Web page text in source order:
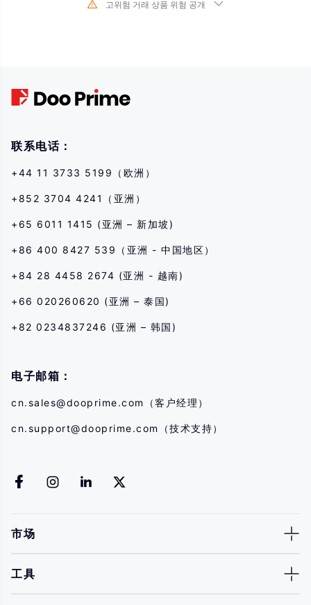
고위험 거래 상품 위험 공개
인 전문가의 조언을 구해야 합니다.
联系电话：
+44 11 3733 5199（欧洲）
+852 3704 4241（亚洲）
+65 6011 1415 (亚洲 – 新加坡)
+86 400 8427 539（亚洲 - 中国地区）
+84 28 4458 2674 (亚洲 - 越南)
+66 020260620 (亚洲 – 泰国)
+82 0234837246 (亚洲 – 韩国)
电子邮箱：
cn.sales@dooprime.com （客户经理）
cn.support@dooprime.com （技术支持）
市场
工具